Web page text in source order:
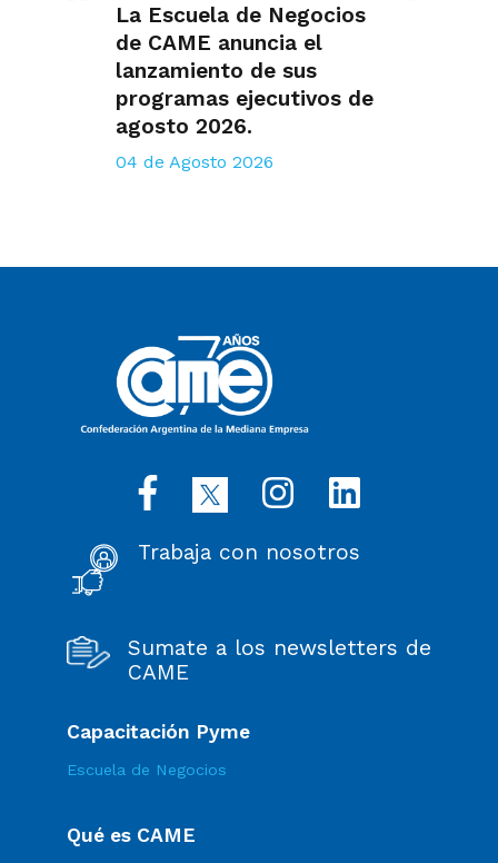
La Escuela de Negocios
de CAME anuncia el
lanzamiento de sus
programas ejecutivos de
agosto 2026.
04 de Agosto 2026
Trabaja con nosotros
Sumate a los newsletters de
CAME
Capacitación Pyme
Escuela de Negocios
Qué es CAME